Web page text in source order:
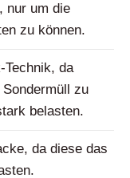
nur um die
zu können.
da
zu
belasten.
da diese das